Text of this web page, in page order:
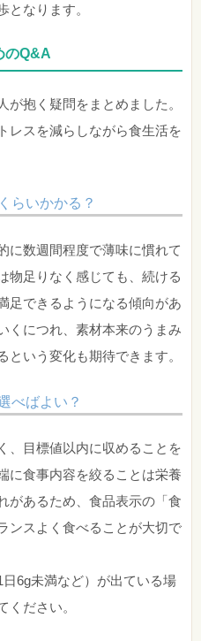
となります。
のQ&A
抱く疑問をまとめました。
レスを減らしながら食生活を
らいかかる？
に数週間程度で薄味に慣れて
物足りなく感じても、続ける
足できるようになる傾向があ
くにつれ、素材本来のうまみ
いう変化も期待できます。
べばよい？
、目標値以内に収めることを
に食事内容を絞ることは栄養
があるため、食品表示の「食
ンスよく食べることが大切で
6g未満など）が出ている場
ください。